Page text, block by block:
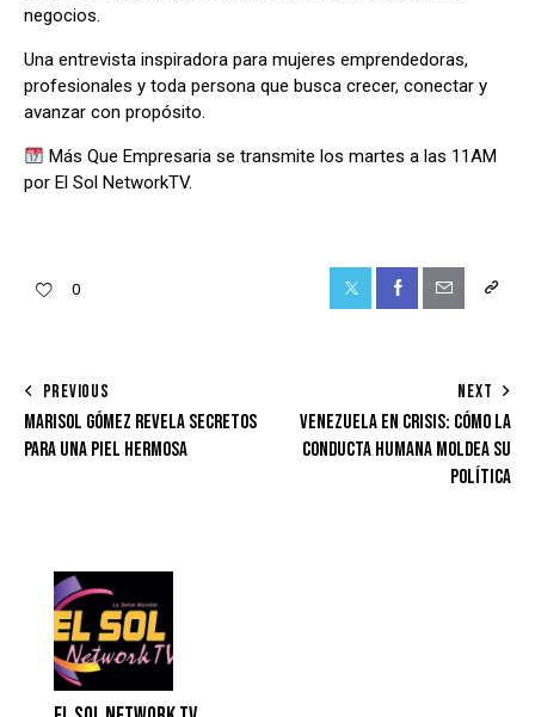
negocios.
Una entrevista inspiradora para mujeres emprendedoras,
profesionales y toda persona que busca crecer, conectar y
avanzar con propósito.
Más Que Empresaria se transmite los martes a las 11AM
por El Sol NetworkTV.
0 Twitter- FacebookShare- Copy
POST
NAVIGATION
PREVIOUS
MARISOL GÓMEZ REVELA SECRETOS
PARA UNA PIEL HERMOSA
NEXT
VENEZUELA EN CRISIS: CÓMO LA
CONDUCTA HUMANA MOLDEA SU
POLÍTICA